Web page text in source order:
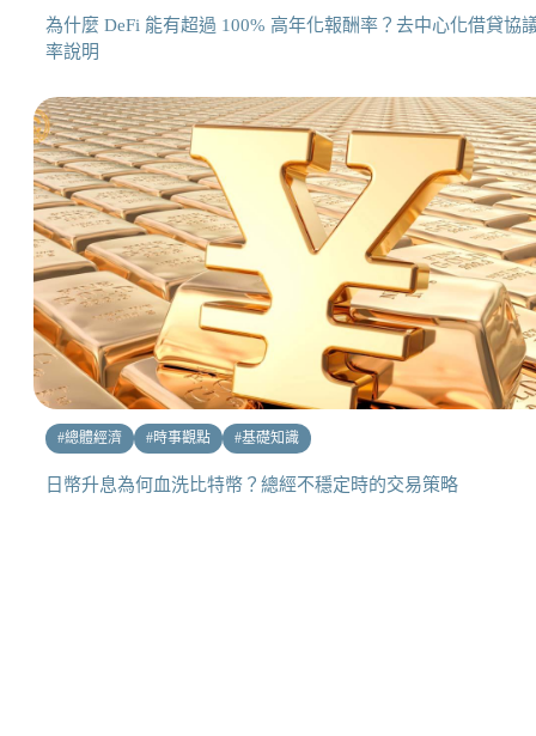
為什麼 DeFi 能有超過 100% 高年化報酬率？去中心化借貸協
率說明
#總體經濟 #時事觀點 #基礎知識
日幣升息為何血洗比特幣？總經不穩定時的交易策略